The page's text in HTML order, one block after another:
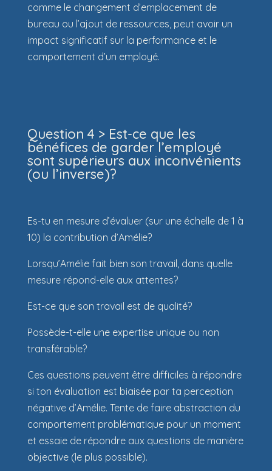
comme le changement d’emplacement de
bureau ou l’ajout de ressources, peut avoir un
impact significatif sur la performance et le
comportement d’un employé.
Question 4 > Est-ce que les
bénéfices de garder l’employé
sont supérieurs aux inconvénients
(ou l’inverse)?
Es-tu en mesure d’évaluer (sur une échelle de 1 à
10) la contribution d’Amélie?
Lorsqu’Amélie fait bien son travail, dans quelle
mesure répond-elle aux attentes?
Est-ce que son travail est de qualité?
Possède-t-elle une expertise unique ou non
transférable?
Ces questions peuvent être difficiles à répondre
si ton évaluation est biaisée par ta perception
négative d’Amélie. Tente de faire abstraction du
comportement problématique pour un moment
et essaie de répondre aux questions de manière
objective (le plus possible).